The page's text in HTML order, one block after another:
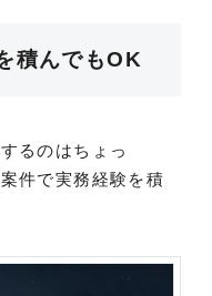
積んでもOK
るのはちょっ
件で実務経験を積